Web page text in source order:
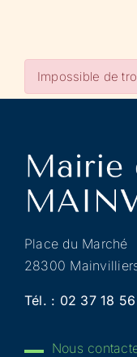
Impossible de
Place du Marché
28300
Tél. : 02 37 18
Nous